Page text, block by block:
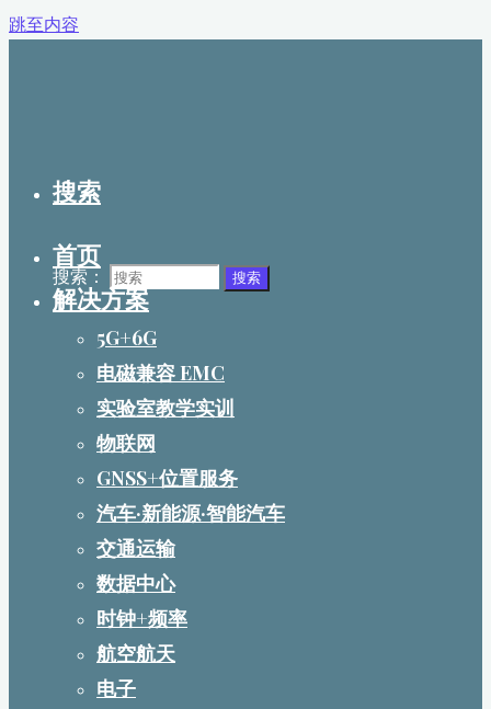
跳至内容
搜索
搜索： 搜索
首页
解决方案
5G+6G
电磁兼容 EMC
实验室教学实训
物联网
GNSS+位置服务
汽车·新能源·智能汽车
交通运输
数据中心
时钟+频率
航空航天
电子